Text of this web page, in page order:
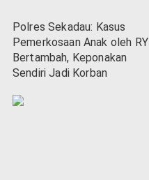
Polres Sekadau: Kasus
Pemerkosaan Anak oleh RY
Bertambah, Keponakan
Sendiri Jadi Korban